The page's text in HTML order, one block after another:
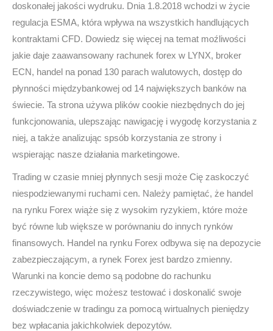
doskonałej jakości wydruku. Dnia 1.8.2018 wchodzi w życie
regulacja ESMA, która wpływa na wszystkich handlujących
kontraktami CFD. Dowiedz się więcej na temat moźliwości
jakie daje zaawansowany rachunek forex w LYNX, broker
ECN, handel na ponad 130 parach walutowych, dostęp do
płynności międzybankowej od 14 największych banków na
świecie. Ta strona używa plików cookie niezbędnych do jej
funkcjonowania, ulepszając nawigację i wygodę korzystania z
niej, a także analizując spsób korzystania ze strony i
wspierając nasze działania marketingowe.
Trading w czasie mniej płynnych sesji może Cię zaskoczyć
niespodziewanymi ruchami cen. Należy pamiętać, że handel
na rynku Forex wiąże się z wysokim ryzykiem, które może
być równe lub większe w porównaniu do innych rynków
finansowych. Handel na rynku Forex odbywa się na depozycie
zabezpieczającym, a rynek Forex jest bardzo zmienny.
Warunki na koncie demo są podobne do rachunku
rzeczywistego, więc możesz testować i doskonalić swoje
doświadczenie w tradingu za pomocą wirtualnych pieniędzy
bez wpłacania jakichkolwiek depozytów.